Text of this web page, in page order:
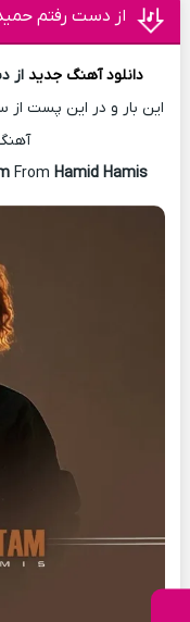
از دست رفتم
دانلود آهنگ جدید از
این بار و در این پست از
From Hamid Hamis